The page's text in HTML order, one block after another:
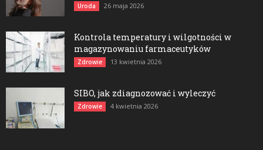
Uroda 26 maja 2026
Kontrola temperatury i wilgotności w
magazynowaniu farmaceutyków
Zdrowie 13 kwietnia 2026
SIBO, jak zdiagnozować i wyleczyć
Zdrowie 4 kwietnia 2026